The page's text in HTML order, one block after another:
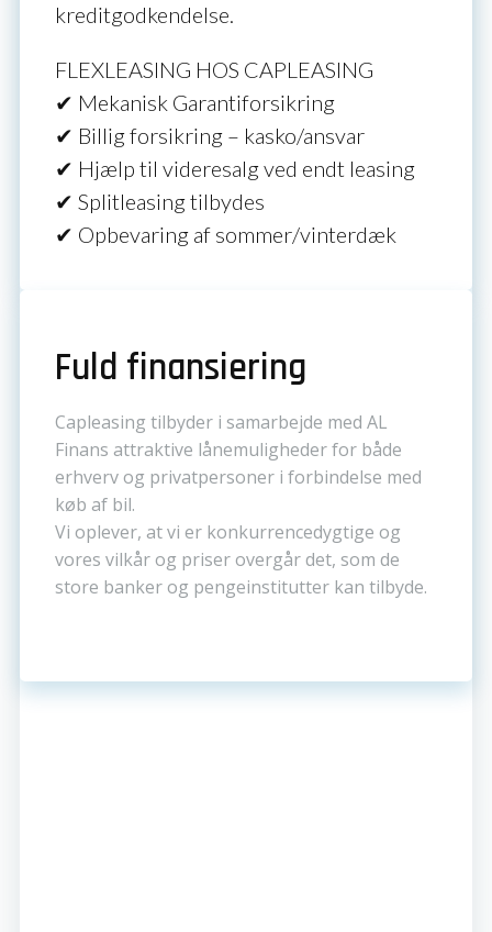
kreditgodkendelse.
FLEXLEASING HOS CAPLEASING
✔ Mekanisk Garantiforsikring
✔ Billig forsikring – kasko/ansvar
✔ Hjælp til videresalg ved endt leasing
✔ Splitleasing tilbydes
✔ Opbevaring af sommer/vinterdæk
Fuld finansiering
Capleasing tilbyder i samarbejde med AL
Finans attraktive lånemuligheder for både
erhverv og privatpersoner i forbindelse med
køb af bil.
Vi oplever, at vi er konkurrencedygtige og
vores vilkår og priser overgår det, som de
store banker og pengeinstitutter kan tilbyde.